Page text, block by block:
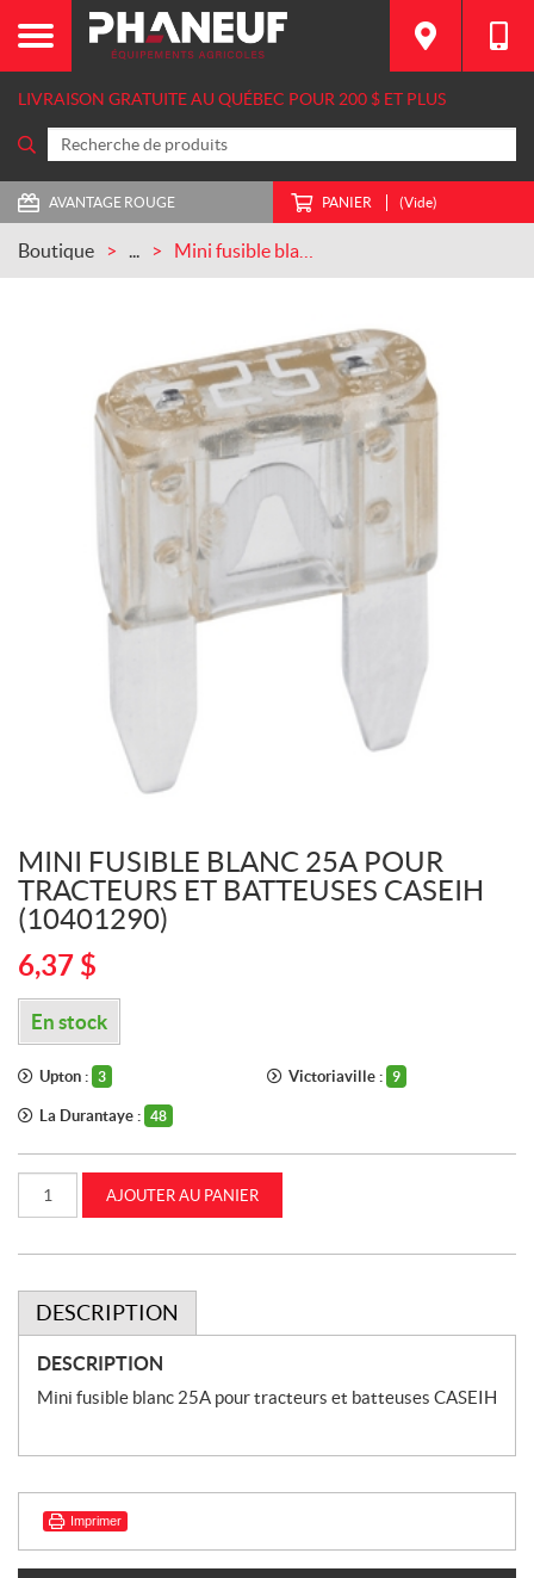
LIVRAISON GRATUITE AU QUÉBEC POUR 200 $ ET PLUS
AVANTAGE ROUGE PANIER (Vide)
Boutique ...
MINI FUSIBLE BLANC 25A POUR
TRACTEURS ET BATTEUSES CASEIH
(10401290)
6,37 $
En stock
Upton : 3 Victoriaville : 9
La Durantaye : 48
Mini
blanc
pour
tracteurs
batteuses
CASEIH
AJOUTER AU PANIER
DESCRIPTION
DESCRIPTION
Mini fusible blanc 25A pour tracteurs et batteuses CASEIH
Imprimer